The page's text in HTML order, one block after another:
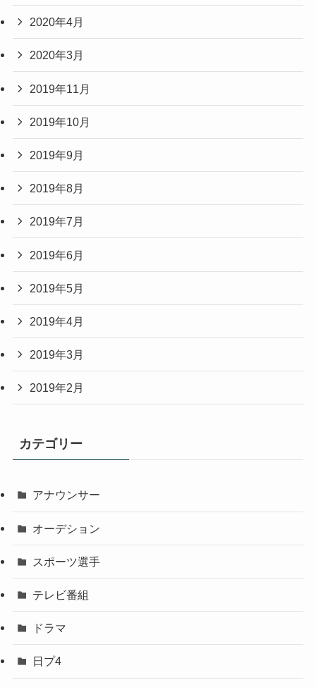
2020年4月
2020年3月
2019年11月
2019年10月
2019年9月
2019年8月
2019年7月
2019年6月
2019年5月
2019年4月
2019年3月
2019年2月
カテゴリー
アナウンサー
オーデション
スポーツ選手
テレビ番組
ドラマ
日プ4